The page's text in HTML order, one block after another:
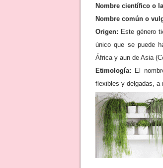
Nombre científico o
Nombre común o
Origen: Este género
único que se puede
África y aun de Asia
Etimología: El
flexibles y delgadas, a